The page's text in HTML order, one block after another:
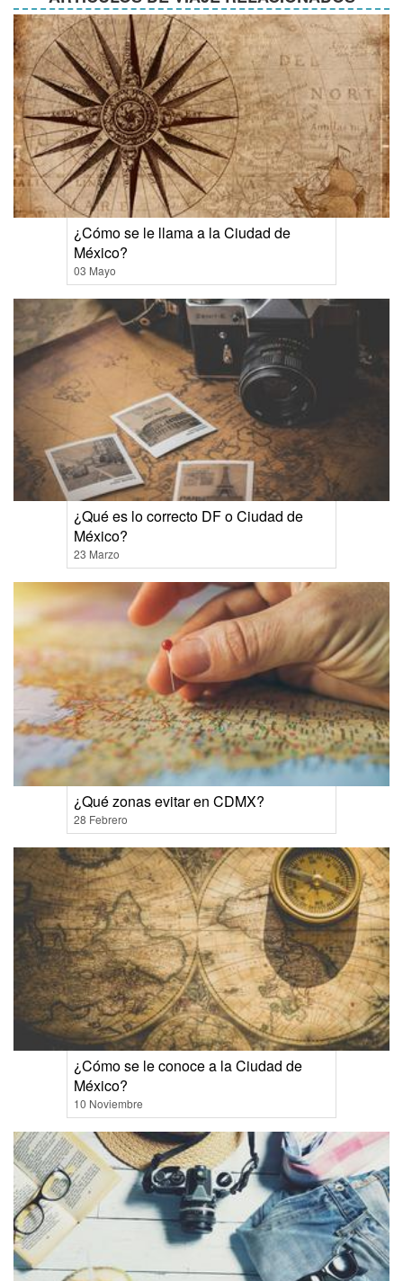
¿Cómo se le llama a la Ciudad de
México?
03 Mayo
¿Qué es lo correcto DF o Ciudad de
México?
23 Marzo
¿Qué zonas evitar en CDMX?
28 Febrero
¿Cómo se le conoce a la Ciudad de
México?
10 Noviembre